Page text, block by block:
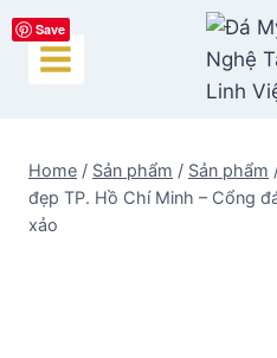
Skip
to
content
Home / Sản phẩm / Sản phẩm
đẹp TP. Hồ Chí Minh – Cổng
xảo
Save